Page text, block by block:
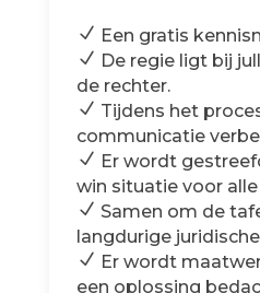
N Een gratis
N De regie ligt bij
de rechter.
N Tijdens het
communicatie
N Er wordt
win situatie voor
N Samen om de
langdurige
N Er wordt
een oplossing